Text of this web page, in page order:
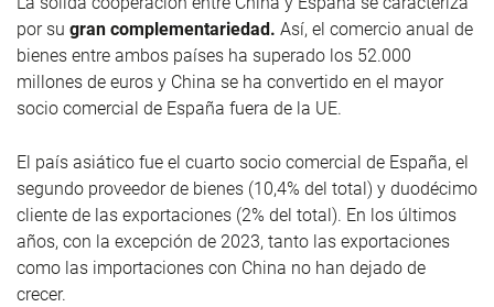
por su gran complementariedad. Así, el comercio anual de
bienes entre ambos países ha superado los 52.000
millones de euros y China se ha convertido en el mayor
socio comercial de España fuera de la UE.
El país asiático fue el cuarto socio comercial de España, el
segundo proveedor de bienes (10,4% del total) y duodécimo
cliente de las exportaciones (2% del total). En los últimos
años, con la excepción de 2023, tanto las exportaciones
como las importaciones con China no han dejado de
crecer.